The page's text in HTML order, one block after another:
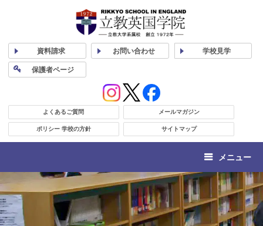
資料請求 お問い合わせ 学校見学
保護者ページ
よくあるご質問 メールマガジン
ポリシー 学校の方針 サイトマップ
メニュー